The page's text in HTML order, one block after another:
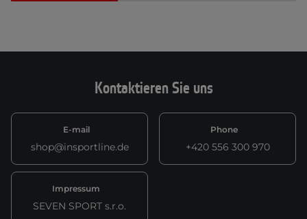
Kontaktieren Sie uns
E-mail
shop@insportline.de
Phone
+420 556 300 970
Impressum
SEVEN SPORT s.r.o.